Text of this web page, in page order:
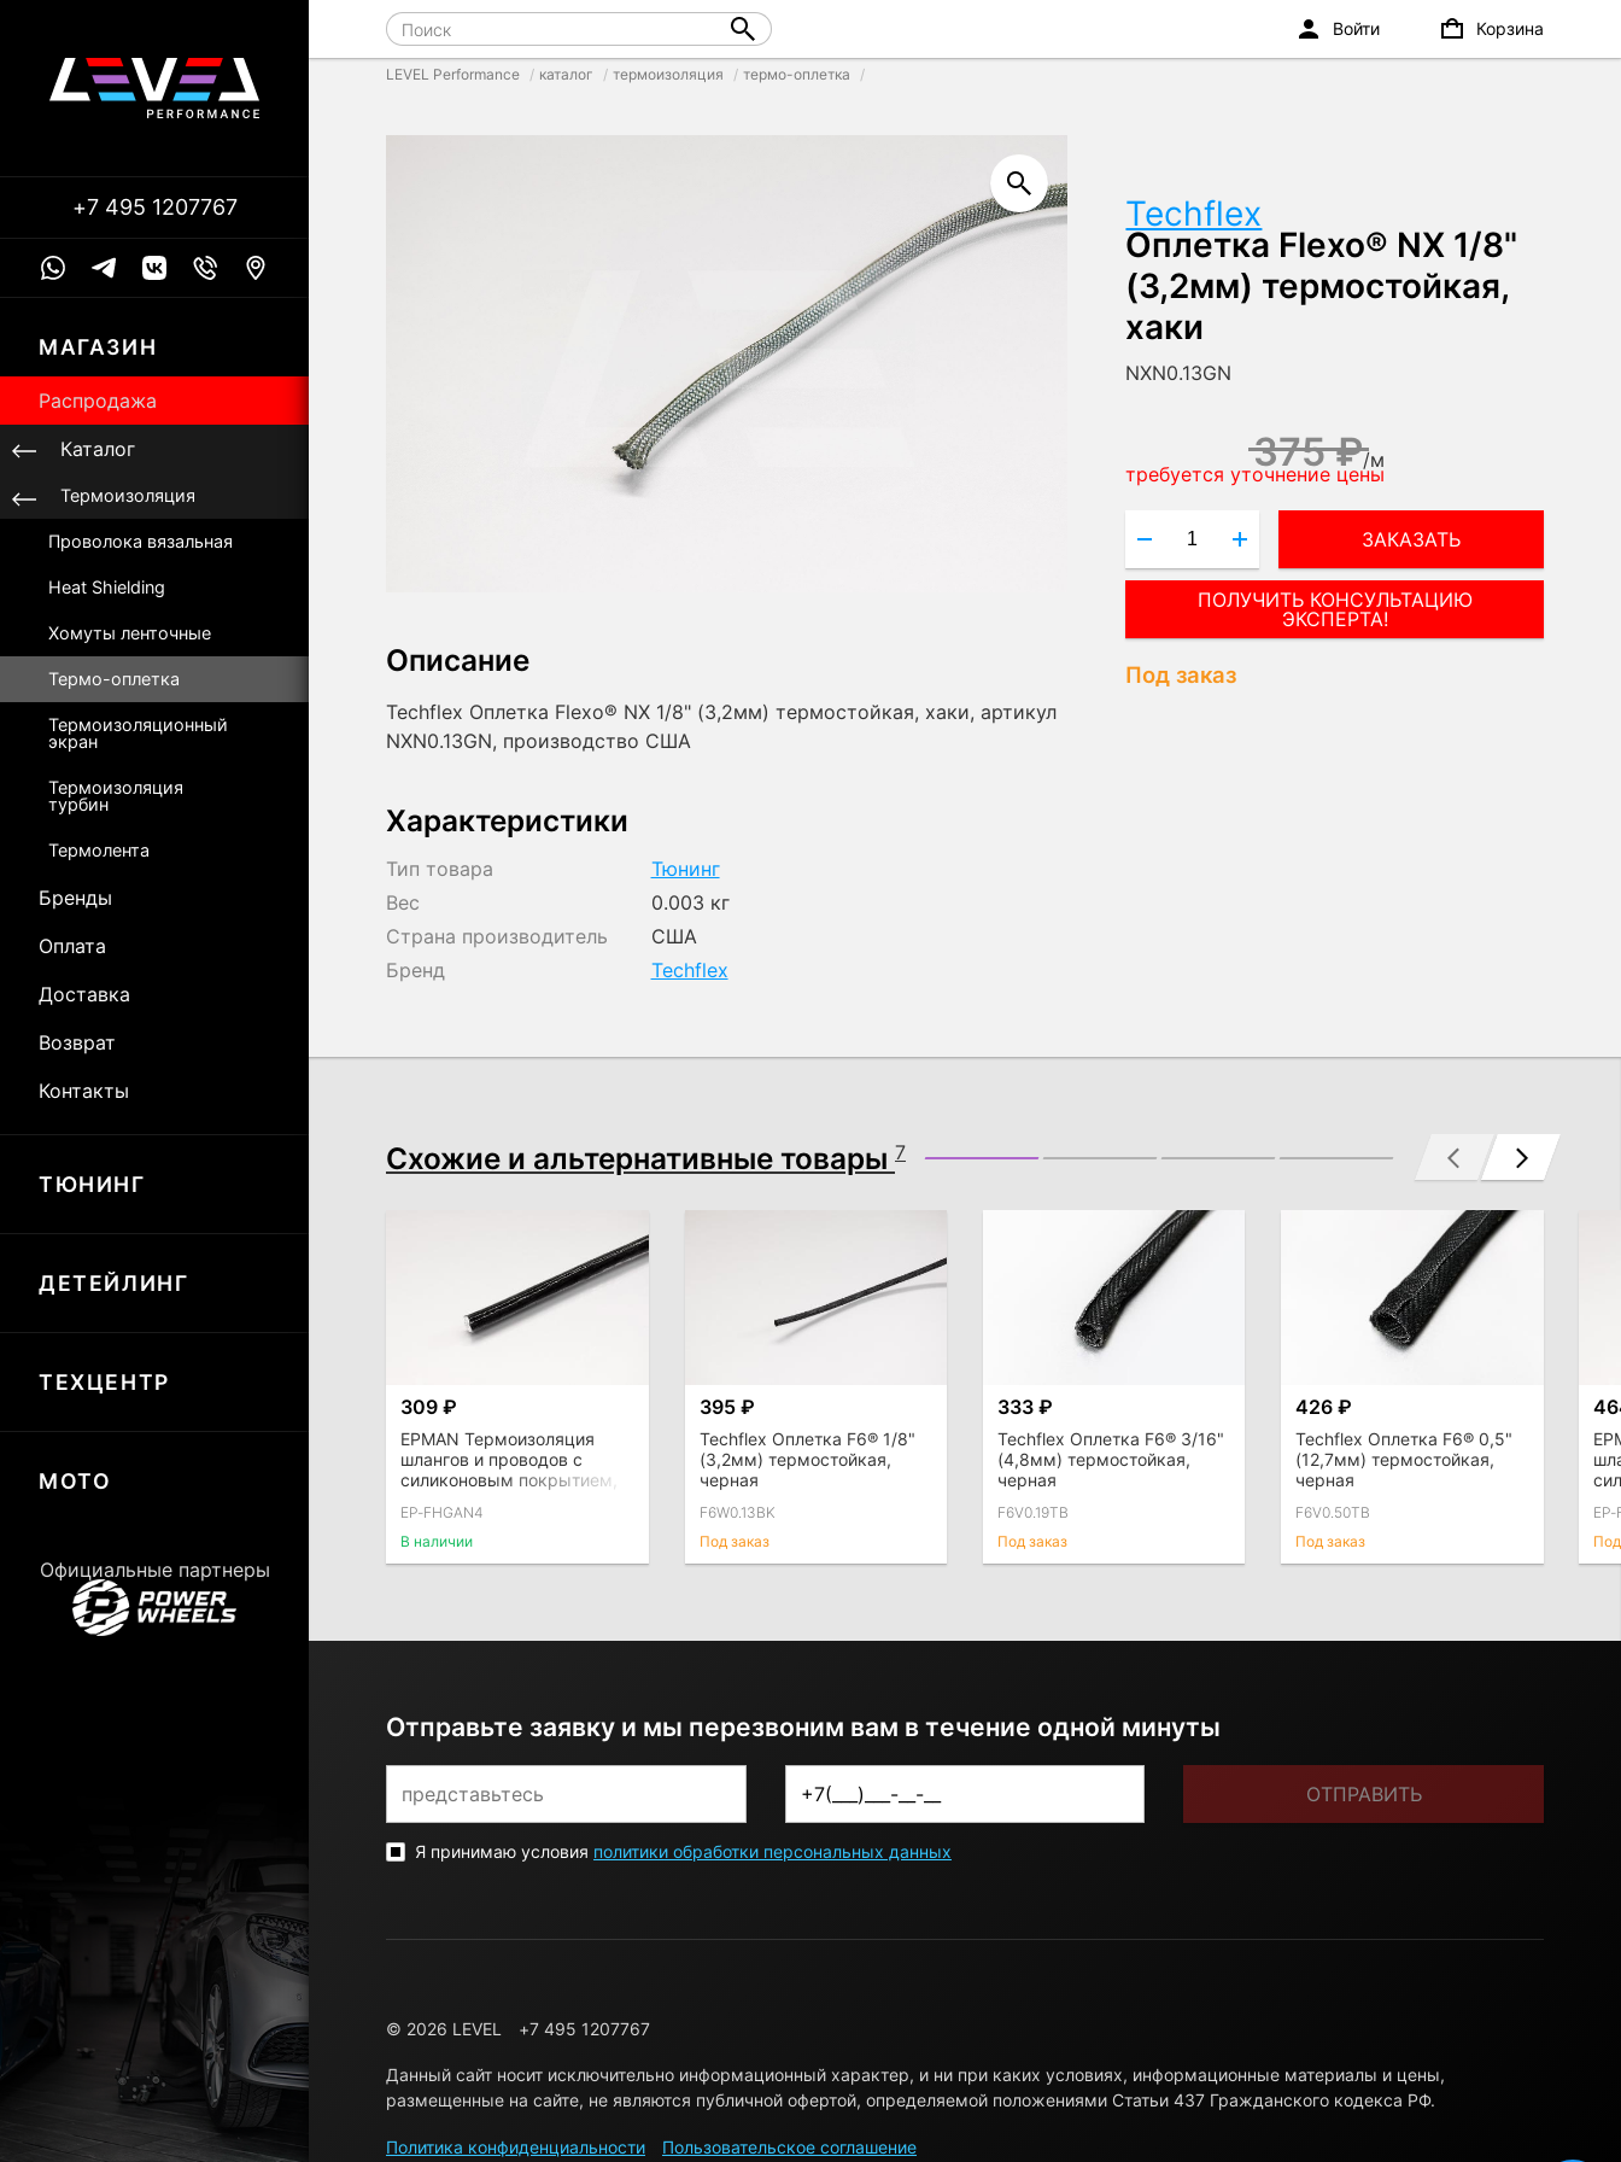
LEVEL Performance каталог термоизоляция термо-оплетка
Techflex
Оплетка Flexo® NX 1/8"
(3,2мм) термостойкая,
хаки
NXN0.13GN
375 ₽/м
требуется уточнение цены
ЗАКАЗАТЬ
ПОЛУЧИТЬ КОНСУЛЬТАЦИЮ
ЭКСПЕРТА!
Под заказ
Описание
Techflex Оплетка Flexo® NX 1/8" (3,2мм) термостойкая, хаки, артикул
NXN0.13GN, производство США
Характеристики
Тип товара
Тюнинг
Вес
0.003 кг
Страна производитель
США
Бренд
Techflex
Схожие и альтернативные товары 7
309 ₽
EPMAN Термоизоляция
шлангов и проводов с
силиконовым покрытием,
AN3)
EP-FHGAN4
В наличии
395 ₽
Techflex Оплетка F6® 1/8"
(3,2мм) термостойкая,
черная
F6W0.13BK
Под заказ
333 ₽
Techflex Оплетка F6® 3/16"
(4,8мм) термостойкая,
черная
F6V0.19TB
Под заказ
426 ₽
Techflex Оплетка F6® 0,5"
(12,7мм) термостойкая,
черная
F6V0.50TB
Под заказ
Отправьте заявку и мы перезвоним вам в течение одной минуты
ОТПРАВИТЬ
Я принимаю условия политики обработки персональных данных
© 2026 LEVEL +7 495 1207767
Данный сайт носит исключительно информационный характер, и ни при каких условиях, информационные материалы и цены,
размещенные на сайте, не являются публичной офертой, определяемой положениями Статьи 437 Гражданского кодекса РФ.
Политика конфиденциальности Пользовательское соглашение
+7 495 1207767
МАГАЗИН
Распродажа
Каталог
Термоизоляция
Проволока вязальная
Heat Shielding
Хомуты ленточные
Термо-оплетка
Термоизоляционный
экран
Термоизоляция
турбин
Термолента
Бренды
Оплата
Доставка
Возврат
Контакты
ТЮНИНГ
ДЕТЕЙЛИНГ
ТЕХЦЕНТР
МОТО
Официальные партнеры
Войти Корзина